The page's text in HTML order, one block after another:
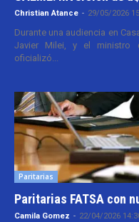
Christian Atance - 29/05/2026
Durante una audiencia en
Javier Milei, y el ministro
oficializó...
Paritarias
Paritarias FATSA con
Camila Gomez - 22/04/2026